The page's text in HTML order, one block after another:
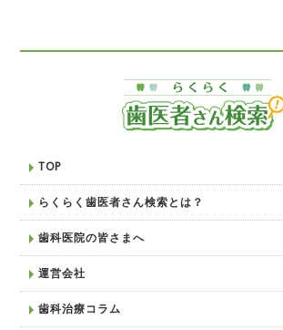
TOP
らくらく歯医者さん検索とは？
歯科医院の皆さまへ
運営会社
歯科治療コラム